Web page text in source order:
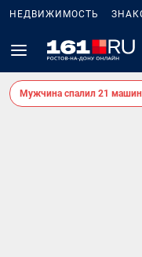
НЕДВИЖИМОСТЬ
Мужчина спалил 21